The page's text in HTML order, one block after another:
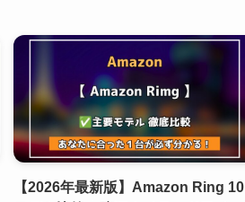
【2026年最新版】Amazon Ring 10